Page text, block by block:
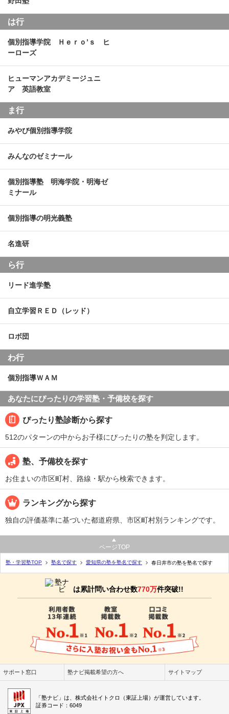
は行
個別指導学院 Ｈｅｒｏ’ｓ ヒ
ーローズ
ヒューマンアカデミージュニ
ア 英語教室
ま行
みやび個別指導学院
みんなのゼミナール
個別指導塾 明海学院・明海ゼ
ミナール
個別指導の明光義塾
名進研
ら行
リード進学塾
自立学習ＲＥＤ（レッド）
ロボ団
わ行
個別指導ＷＡＭ
あなたにぴったりの学習塾・予備校を探す
ぴったり塾診断から探す
512のパターンの中からお子様にぴったりの塾を判定します。
塾、予備校を探す
お住まいの市区町村、路線・駅から検索できます。
ランキングから探す
独自の評価基準に基づいた都道府県、市区町村別ランキングです。
ページTOP
塾・学習塾TOP 塾名で探す 愛知県の塾を塾名で探す 春日井市の塾を塾名で探す
は累計問い合わせ数770万件突破!!
サポート窓口 塾ナビ掲載希望の方へ サイトマップ
「塾ナビ」は、株式会社イトクロ（東証上場）が運営しています。
証券コード：6049